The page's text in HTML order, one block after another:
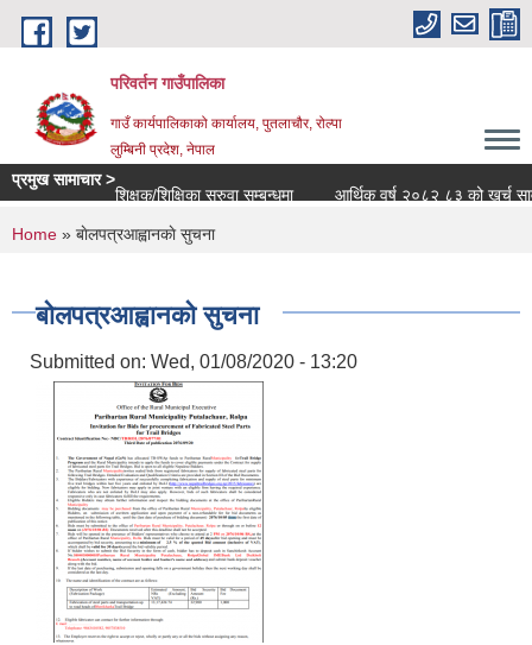
Skip to main content
परिवर्तन गाउँपालिका
गाउँ कार्यपालिकाको कार्यालय, पुतलाचौर, रोल्पा
लुम्बिनी प्रदेश, नेपाल
प्रमुख सामाचार >
शिक्षक/शिक्षिका सरुवा सम्बन्धमा
आर्थिक वर्ष २०८२ ८३ को खर्च
You are here
Home » बाेलपत्रआह्वानकाे सुचना
बाेलपत्रआह्वानकाे सुचना
Submitted on: Wed, 01/08/2020 - 13:20